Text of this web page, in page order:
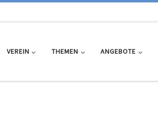
VEREIN THEMEN ANGEBOTE